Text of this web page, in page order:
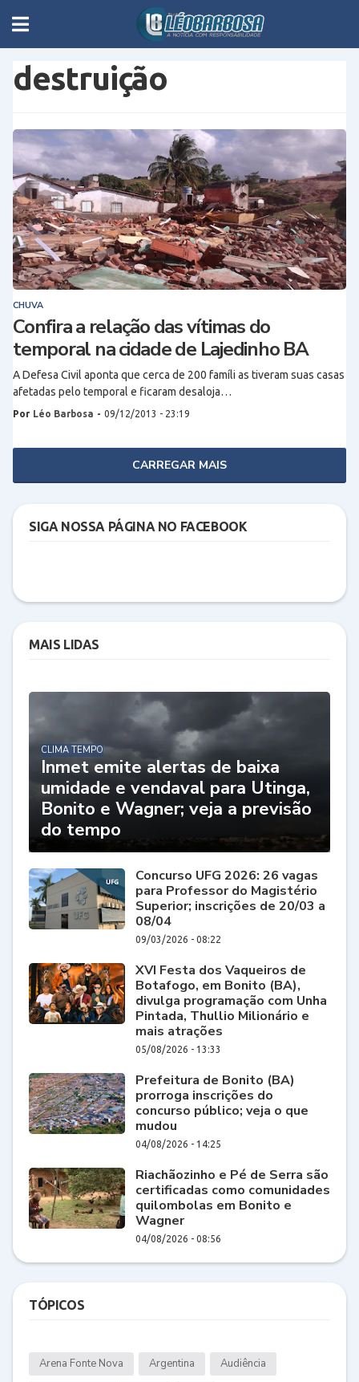
destruição
CHUVA
Confira a relação das vítimas do
temporal na cidade de Lajedinho BA
A Defesa Civil aponta que cerca de 200 famíli as tiveram suas casas
afetadas pelo temporal e ficaram desaloja…
Por Léo Barbosa - 09/12/2013 - 23:19
CARREGAR MAIS
SIGA NOSSA PÁGINA NO FACEBOOK
MAIS LIDAS
CLIMA TEMPO
Inmet emite alertas de baixa
umidade e vendaval para Utinga,
Bonito e Wagner; veja a previsão
do tempo
Concurso UFG 2026: 26 vagas
para Professor do Magistério
Superior; inscrições de 20/03 a
08/04
09/03/2026 - 08:22
XVI Festa dos Vaqueiros de
Botafogo, em Bonito (BA),
divulga programação com Unha
Pintada, Thullio Milionário e
mais atrações
05/08/2026 - 13:33
Prefeitura de Bonito (BA)
prorroga inscrições do
concurso público; veja o que
mudou
04/08/2026 - 14:25
Riachãozinho e Pé de Serra são
certificadas como comunidades
quilombolas em Bonito e
Wagner
04/08/2026 - 08:56
TÓPICOS
Arena Fonte Nova Argentina Audiência